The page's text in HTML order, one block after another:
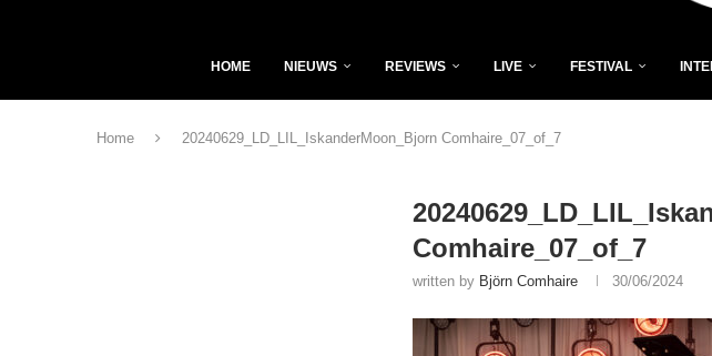
HOME NIEUWS REVIEWS LIVE FESTIVAL
Home 20240629_LD_LIL_IskanderMoon_Bjorn Comhaire_07_of_7
Comhaire_07_of_7
written by Björn Comhaire 30/06/2024